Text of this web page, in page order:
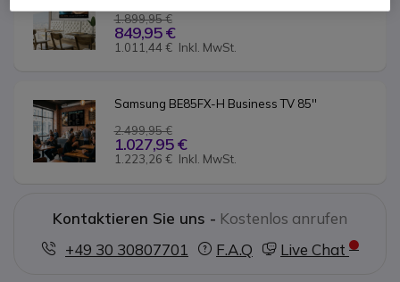
1.899,95 €
849,95 €
1.011,44 € Inkl. MwSt.
Samsung BE85FX-H Business TV 85''
2.499,95 €
1.027,95 €
1.223,26 € Inkl. MwSt.
Kontaktieren Sie uns - Kostenlos anrufen
+49 30 30807701
F.A.Q Live Chat